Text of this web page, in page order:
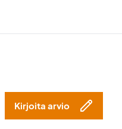
Kirjoita arvio